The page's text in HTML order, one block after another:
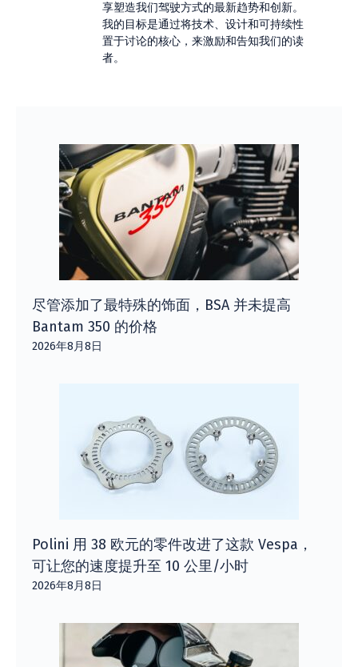
享塑造我们驾驶方式的最新趋势和创新。
我的目标是通过将技术、设计和可持续性
置于讨论的核心，来激励和告知我们的读
者。
尽管添加了最特殊的饰面，BSA 并未提高
Bantam 350 的价格
2026年8月8日
Polini 用 38 欧元的零件改进了这款 Vespa，
可让您的速度提升至 10 公里/小时
2026年8月8日